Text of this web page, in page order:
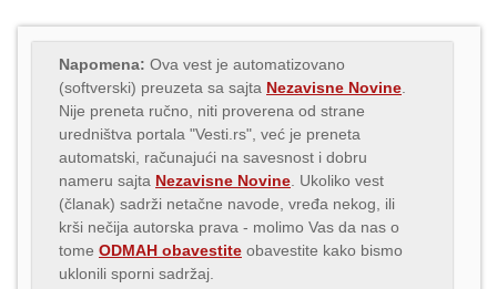
Napomena: Ova vest je automatizovano
(softverski) preuzeta sa sajta Nezavisne Novine
Nije preneta ručno, niti proverena od strane
uredništva portala "Vesti.rs", već je preneta
automatski, računajući na savesnost i dobru
nameru sajta Nezavisne Novine . Ukoliko vest
(članak) sadrži netačne navode, vređa nekog, ili
krši nečija autorska prava - molimo Vas da nas o
tome ODMAH obavestite obavestite kako bismo
uklonili sporni sadržaj.